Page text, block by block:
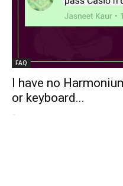
FAQ
I have no
or keyboard...
-